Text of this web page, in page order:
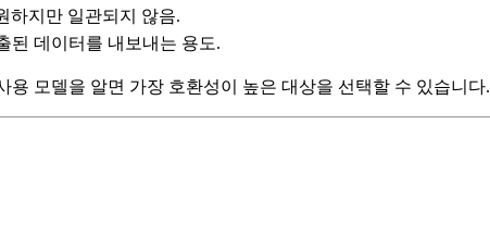
하지만 일관되지 않음.
된 데이터를 내보내는 용도.
모델을 알면 가장 호환성이 높은 대상을 선택할 수 있습니다.